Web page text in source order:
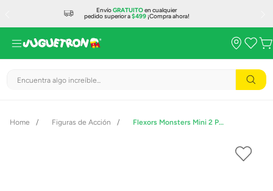
EnvíoGRATUITOen cualquier
pedido superior a$499¡Compra ahora!
Encuentra algo increíble...
Figuras de Acción Flexors Monsters Mini 2 Pack Anubisor y Chucabra Muñeco Elástico